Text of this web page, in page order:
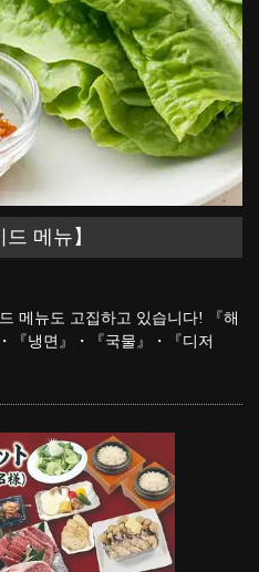
메뉴】
메뉴도 고집하고 있습니다! 『해
『냉면』・『국물』・『디저